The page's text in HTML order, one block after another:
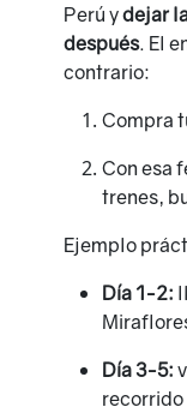
Perú ydejar
después. El
contrario:
Compra
Con esa
trenes,
Ejemplo
Día 1-2:
Día 3-5:
recorrido